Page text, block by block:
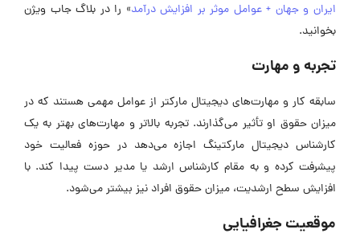
ایران و جهان + عوامل موثر بر افزایش درآمد» را در بلاگ جاب ویژن
بخوانید.
تجربه و مهارت
سابقه کار و مهارت‌های دیجیتال مارکتر از عوامل مهمی هستند که در
میزان حقوق او تأثیر می‌گذارند. تجربه بالاتر و مهارت‌های بهتر به یک
کارشناس دیجیتال مارکتینگ اجازه می‌دهد در حوزه فعالیت خود
پیشرفت کرده و به مقام کارشناس ارشد یا مدیر دست پیدا کند. با
افزایش سطح ارشدیت، میزان حقوق افراد نیز بیشتر می‌شود.
موقعیت جغرافیایی